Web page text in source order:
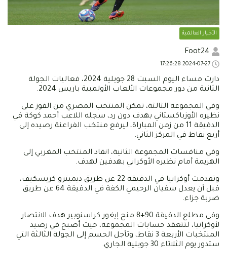
الأخبار العالمية
دارت مساء اليوم السبت 28 جويلية 2024، فعاليات الجولة
الثانية من دور مجموعات الألعاب الأولمبية باريس 2024.
وفي المجموعة الثالثة، تمكن المنتخب المصري من الفوز على
نظيره الأوزباكستاني بهدف دون رد، سجله اللاعب أحمد كوكة في
الدقيقة 11 من زمن المباراة، ليرفع منتخب الفراعنة رصيده إلى
أربع نقاط في المركز الثاني.
وفي منافسات المجموعة الثانية، انقاد المنتخب المغربي إلى
الهزيمة أمام نظيره الأوكراني بهدفين لهدف.
وتقدمت أوكرانيا في الدقيقة 22 عن طريق ديميترو كريسكيف،
قبل أن يعدل سفيان الرحيمي الكفة في الدقيقة 64 عن طريق
ضربة جزاء.
وفي مطلع الدقيقة 90+8 منح إيغور كراسنوبير هدف الانتصار
لأوكرانيا، لتتعقد حسابات المجموعة، حيث أصبح في رصيد
المنتخبات الأربعة 3 نقاط، وتأجل الحسم إلى الجولة الثالثة التي
ستدور يوم الثلاثاء 30 جويلية الجاري.